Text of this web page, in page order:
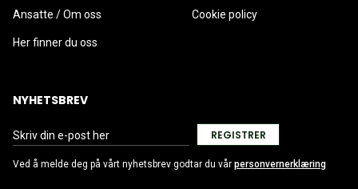
Ansatte / Om oss
Her finner du oss
Cookie policy
NYHETSBREV
REGISTRER
Ved å melde deg på vårt nyhetsbrev godtar du vår personvernerklæring